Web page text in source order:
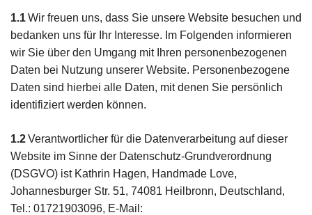
1.1Wir freuen uns, dass Sie unsere Website besuchen und
bedanken uns für Ihr Interesse. Im Folgenden informieren
wir Sie über den Umgang mit Ihren personenbezogenen
Daten bei Nutzung unserer Website. Personenbezogene
Daten sind hierbei alle Daten, mit denen Sie persönlich
identifiziert werden können.
1.2Verantwortlicher für die Datenverarbeitung auf dieser
Website im Sinne der Datenschutz-Grundverordnung
(DSGVO) ist Kathrin Hagen, Handmade Love,
Johannesburger Str. 51, 74081 Heilbronn, Deutschland,
Tel.: 01721903096, E-Mail: